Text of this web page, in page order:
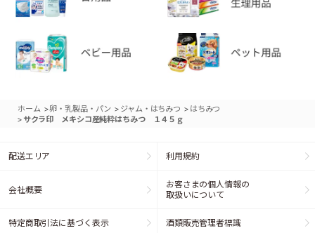
ホーム >卵・乳製品・パン > ジャム・はちみつ > はちみつ
> サクラ印 メキシコ産純粋はちみつ １４５ｇ
配送エリア 利用規約
会社概要
お客さまの個人情報の
取扱いについて
特定商取引法に基づく表示 酒類販売管理者標識